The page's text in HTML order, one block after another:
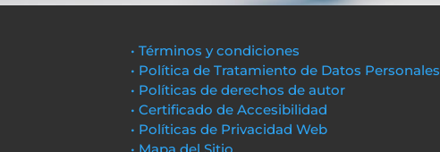
• Términos y condiciones
• Política de Tratamiento de Datos Personales
• Políticas de derechos de autor
• Certificado de Accesibilidad
• Políticas de Privacidad Web